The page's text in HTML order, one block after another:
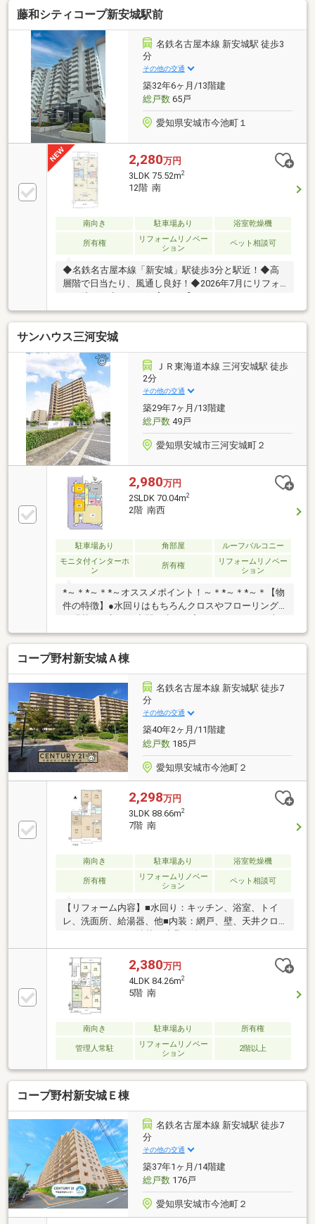
のご案内も可能！～お気兼ねなくお問合せくださいま
せ。住宅ローンやリフォームのご相談も承ります！
【主なリノベーション内容】・システムキッチン、ユ
ニットバス、トイレ交換・洗面化粧台交換 ・建具交
換・クロス、フローリング貼替 ・クッションフロア
貼替・シューズボックス交換 ・給湯器交換 ・分電
盤交換・ハウスクリーニング他
藤和シティコープ新安城駅前
名鉄名古屋本線 新安城駅 徒歩3
分
その他の交通
築32年6ヶ月/13階建
総戸数65戸
愛知県安城市今池町１
2,280万円
3LDK 75.52m2
12階 南
南向き 駐車場あり 浴室乾燥機
所有権
リフォームリノベー
ション
ペット相談可
◆名鉄名古屋本線「新安城」駅徒歩3分と駅近！◆高
層階で日当たり、風通し良好！◆2026年7月にリフォ
ーム済み！◆ペット飼育可！【こんなあなたにおすす
めです！】◎共働き夫婦で住環境が充実している立地
でお探しの方！◎リフォーム済みのきれいなお部屋を
お探しの方！◎通勤、通学で電車を使われる方！◎大
切な家族であるペットと一緒に暮らせるお家をお探し
の方！◆◇◆◇物件見学 予約 受付中◇◆◇◆1組
ずつゆっくりとご案内するため、ご予約をお願いしま
す。【お問い合わせ窓口】TEL：0120-34-0909
サンハウス三河安城
ＪＲ東海道本線 三河安城駅 徒歩
2分
その他の交通
築29年7ヶ月/13階建
総戸数49戸
愛知県安城市三河安城町２
2,980万円
2SLDK 70.04m2
2階 南西
駐車場あり 角部屋
ルーフバルコニー
モニタ付インターホ
ン
所有権
リフォームリノベー
ション
*～＊*～＊*～オススメポイント！～＊*～＊*～＊【物
件の特徴】●水回りはもちろんクロスやフローリング
も張替られ新しい空間へ生まれ変わっています。●南
西角部屋のため日当たり風通し良好です。●LDKは南に
面した大きな窓から明るい光が差し込みます。●3面バ
ルコニーなので日当たり良く採光も取れます。●土間
クロークがあり、濡れた雨具や靴など収納に便利。お
部屋がスッキリ片付きます。●マンションはオートロ
ック付き。宅配ボックスも完備。【周辺環境】■JR東
海道本線「三河安城」駅まで徒歩約2分と通勤・通学
に便利です。■スーパーやドラッグストアなど近く便
利な住環境です。
コープ野村新安城Ａ棟
名鉄名古屋本線 新安城駅 徒歩7
分
その他の交通
築40年2ヶ月/11階建
総戸数185戸
愛知県安城市今池町２
2,298万円
3LDK 88.66m2
7階 南
南向き 駐車場あり 浴室乾燥機
所有権
リフォームリノベー
ション
ペット相談可
【リフォーム内容】■水回り：キッチン、浴室、トイ
レ、洗面所、給湯器、他■内装：網戸、壁、天井クロ
ス、フローリング貼替、建具、他■その他：ハウスク
リーニング【教育施設】■今池小学校…徒歩6分■安城北
中学校…徒歩21分□■おうち探しは 家デパ へ
■□――――――・・・ 住宅ローンや住み替えなど、不
動産のことなら何でもご相談ください。 土日、平日
夜のお仕事終わりでもご案内可能です。
―――――――――――――――――――――――
2,380万円
4LDK 84.26m2
5階 南
南向き 駐車場あり 所有権
管理人常駐
リフォームリノベー
ション
2階以上
コープ野村新安城Ｅ棟
名鉄名古屋本線 新安城駅 徒歩7
分
その他の交通
築37年1ヶ月/14階建
総戸数176戸
愛知県安城市今池町２